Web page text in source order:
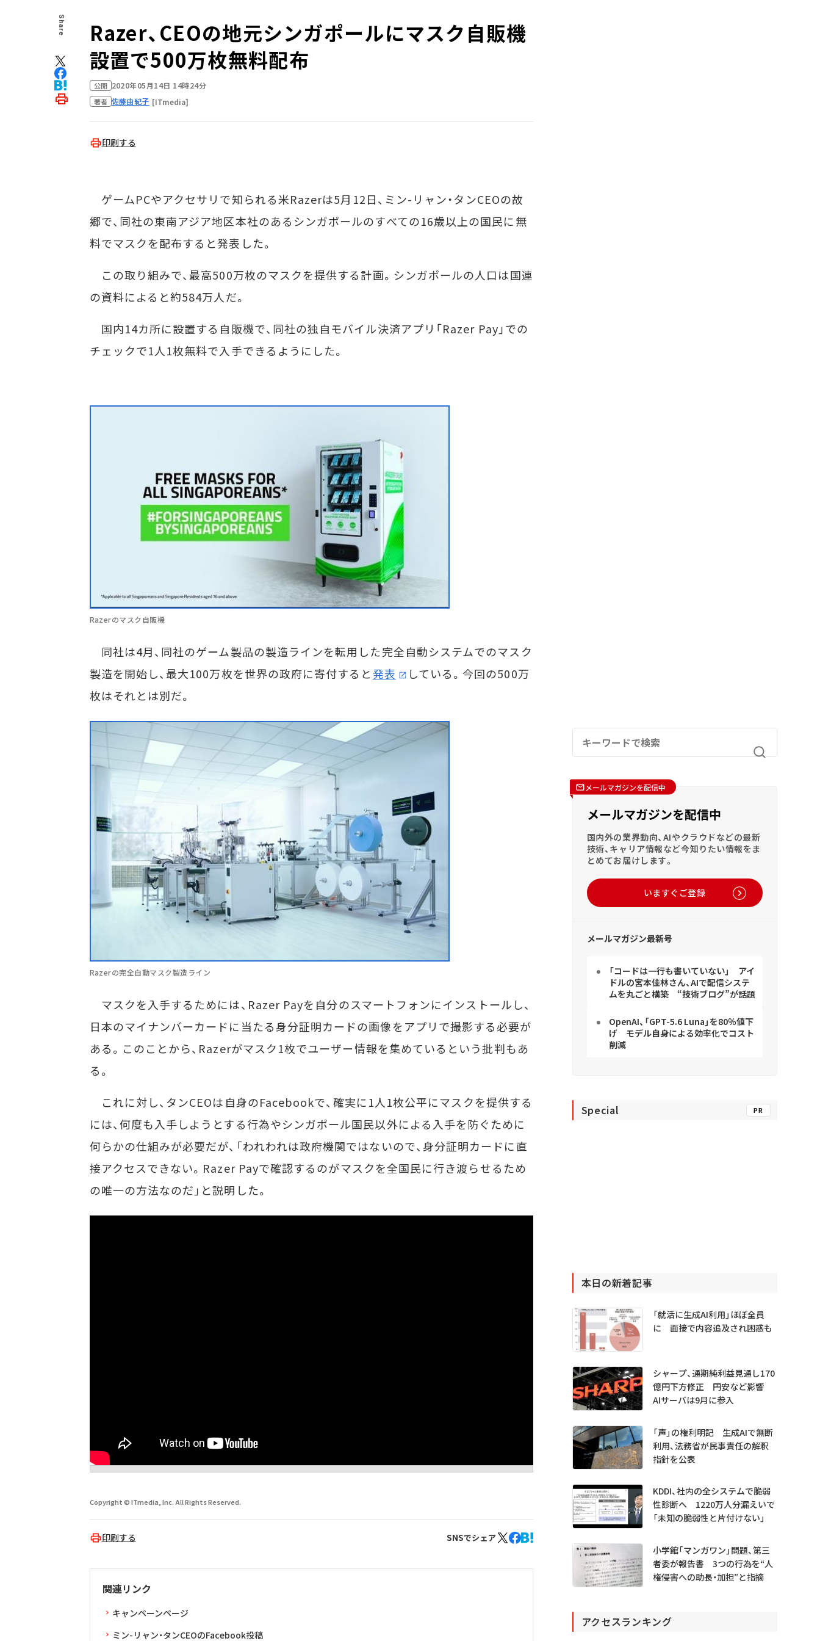
Share
Razer、CEOの地元シンガポールにマスク自販機
設置で500万枚無料配布
公開 2020年05月14日 14時24分
著者 佐藤由紀子 [ITmedia]
印刷する
ゲームPCやアクセサリで知られる米Razerは5月12日、ミン-リャン・タンCEOの故
郷で、同社の東南アジア地区本社のあるシンガポールのすべての16歳以上の国民に無
料でマスクを配布すると発表した。
この取り組みで、最高500万枚のマスクを提供する計画。シンガポールの人口は国連
の資料によると約584万人だ。
国内14カ所に設置する自販機で、同社の独自モバイル決済アプリ「Razer Pay」での
チェックで1人1枚無料で入手できるようにした。
Razerのマスク自販機
同社は4月、同社のゲーム製品の製造ラインを転用した完全自動システムでのマスク
製造を開始し、最大100万枚を世界の政府に寄付すると発表
している。今回の500万
枚はそれとは別だ。
Razerの完全自動マスク製造ライン
マスクを入手するためには、Razer Payを自分のスマートフォンにインストールし、
日本のマイナンバーカードに当たる身分証明カードの画像をアプリで撮影する必要が
ある。このことから、Razerがマスク1枚でユーザー情報を集めているという批判もあ
る。
これに対し、タンCEOは自身のFacebookで、確実に1人1枚公平にマスクを提供する
には、何度も入手しようとする行為やシンガポール国民以外による入手を防ぐために
何らかの仕組みが必要だが、「われわれは政府機関ではないので、身分証明カードに直
接アクセスできない。Razer Payで確認するのがマスクを全国民に行き渡らせるため
の唯一の方法なのだ」と説明した。
Copyright © ITmedia, Inc. All Rights Reserved.
印刷する SNSでシェア
関連リンク
キャンペーンページ
ミン-リャン・タンCEOのFacebook投稿
メールマガジンを配信中
メールマガジンを配信中
国内外の業界動向、AIやクラウドなどの最新
技術、キャリア情報など今知りたい情報をま
とめてお届けします。
いますぐご登録
メールマガジン最新号
「コードは一行も書いていない」 アイ
ドルの宮本佳林さん、AIで配信システ
ムを丸ごと構築 “技術ブログ”が話題
OpenAI、「GPT-5.6 Luna」を80％値下
げ モデル自身による効率化でコスト
削減
Special PR
本日の新着記事
「就活に生成AI利用」ほぼ全員
に 面接で内容追及され困惑も
シャープ、通期純利益見通し170
億円下方修正 円安など影響
AIサーバは9月に参入
「声」の権利明記 生成AIで無断
利用、法務省が民事責任の解釈
指針を公表
KDDI、社内の全システムで脆弱
性診断へ 1220万人分漏えいで
「未知の脆弱性と片付けない」
小学館「マンガワン」問題、第三
者委が報告書 3つの行為を“人
権侵害への助長・加担”と指摘
アクセスランキング